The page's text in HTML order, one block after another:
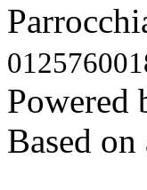
Powered
Based